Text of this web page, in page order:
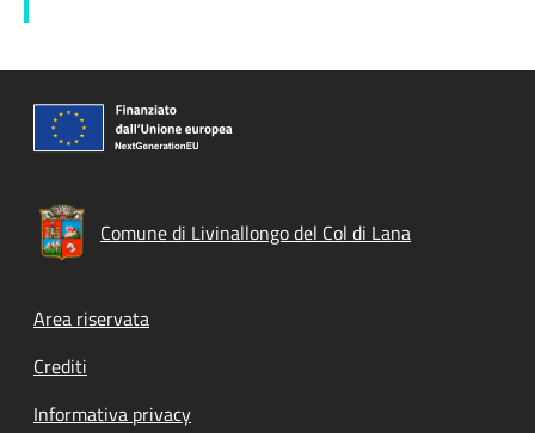
Comune di Livinallongo del Col di Lana
Footer menu
Area riservata
Crediti
Informativa privacy